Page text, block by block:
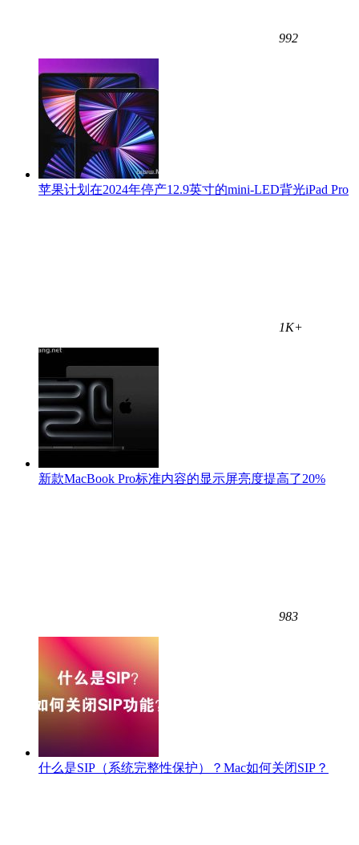
992
苹果计划在2024年停产12.9英寸的mini-LED背光iPad Pro
1K+
新款MacBook Pro标准内容的显示屏亮度提高了20%
983
什么是SIP（系统完整性保护）？Mac如何关闭SIP？